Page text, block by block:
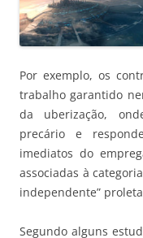
Por exemplo, os
trabalho garantido
da uberização,
precário e
imediatos do
associadas à
independente”
Segundo alguns